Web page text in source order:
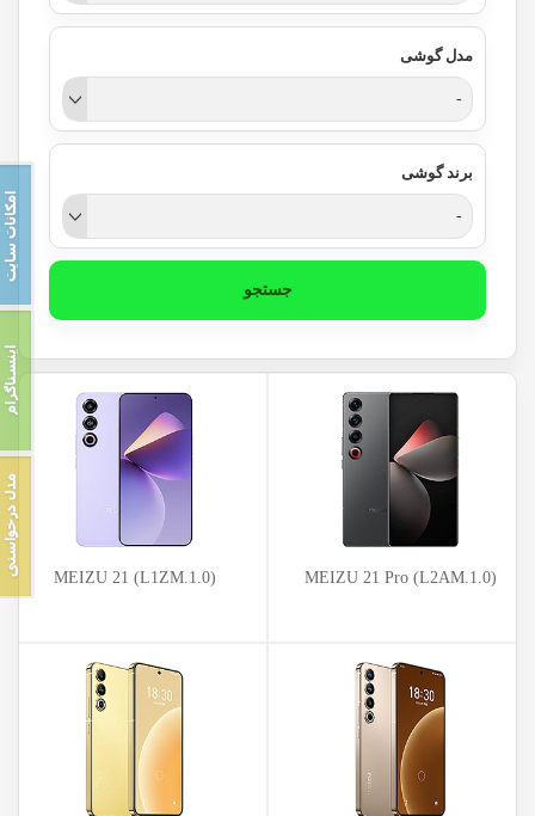
مدل گوشی
-
برند گوشی
-
جستجو
MEIZU 21 Pro (L2AM.1.0)
MEIZU 21 (L1ZM.1.0)